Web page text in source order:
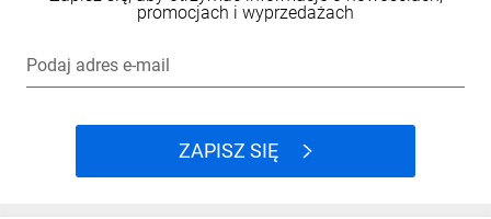
promocjach i wyprzedażach
Podaj adres e-mail
ZAPISZ SIĘ